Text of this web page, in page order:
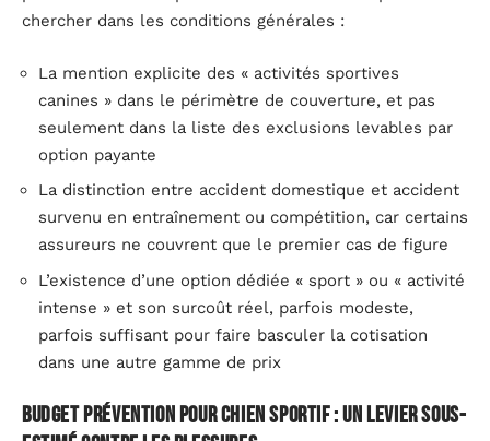
chercher dans les conditions générales :
La mention explicite des « activités sportives
canines » dans le périmètre de couverture, et pas
seulement dans la liste des exclusions levables par
option payante
La distinction entre accident domestique et accident
survenu en entraînement ou compétition, car certains
assureurs ne couvrent que le premier cas de figure
L’existence d’une option dédiée « sport » ou « activité
intense » et son surcoût réel, parfois modeste,
parfois suffisant pour faire basculer la cotisation
dans une autre gamme de prix
Budget prévention pour chien sportif : un levier sous-